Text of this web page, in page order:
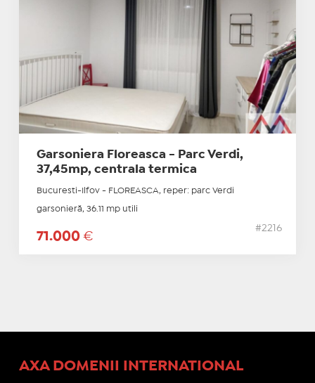
Garsoniera Floreasca - Parc Verdi,
37,45mp, centrala termica
Bucuresti-Ilfov - FLOREASCA, reper: parc Verdi
garsonieră, 36.11 mp utili
71.000 €
#2216
AXA DOMENII INTERNATIONAL